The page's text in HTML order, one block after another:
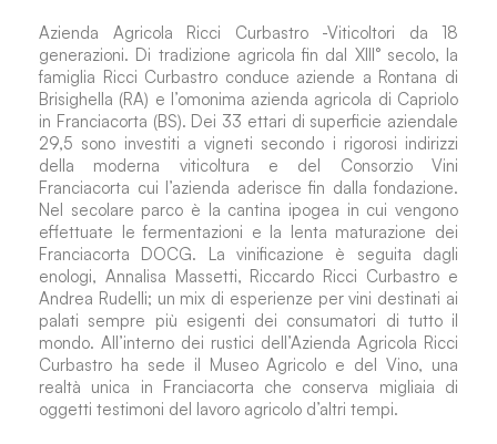
Azienda Agricola Ricci Curbastro -Viticoltori da 18
generazioni. Di tradizione agricola fin dal XIII° secolo, la
famiglia Ricci Curbastro conduce aziende a Rontana di
Brisighella (RA) e l’omonima azienda agricola di Capriolo
in Franciacorta (BS). Dei 33 ettari di superficie aziendale
29,5 sono investiti a vigneti secondo i rigorosi indirizzi
della moderna viticoltura e del Consorzio Vini
Franciacorta cui l’azienda aderisce fin dalla fondazione.
Nel secolare parco è la cantina ipogea in cui vengono
effettuate le fermentazioni e la lenta maturazione dei
Franciacorta DOCG. La vinificazione è seguita dagli
enologi, Annalisa Massetti, Riccardo Ricci Curbastro e
Andrea Rudelli; un mix di esperienze per vini destinati ai
palati sempre più esigenti dei consumatori di tutto il
mondo. All’interno dei rustici dell’Azienda Agricola Ricci
Curbastro ha sede il Museo Agricolo e del Vino, una
realtà unica in Franciacorta che conserva migliaia di
oggetti testimoni del lavoro agricolo d’altri tempi.